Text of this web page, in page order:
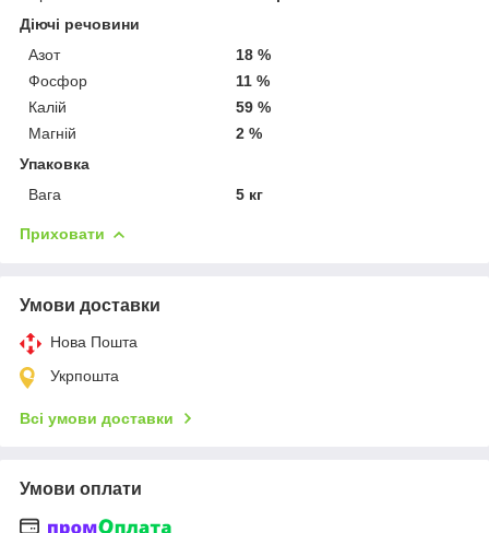
Діючі речовини
Азот
18 %
Фосфор
11 %
Калій
59 %
Магній
2 %
Упаковка
Вага
5 кг
Приховати
Умови доставки
Нова Пошта
Укрпошта
Всі умови доставки
Умови оплати